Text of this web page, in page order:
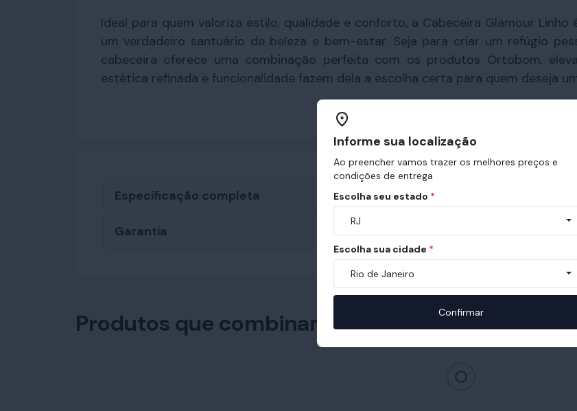
Ideal para quem valoriza estilo, qualidade e conforto, a Cabeceira Glamour
um verdadeiro santuário de beleza e bem-estar. Seja para criar um refúgio
cabeceira oferece uma combinação perfeita com os produtos Ortobom,
estética refinada e funcionalidade fazem dela a escolha certa para quem deseja
Especificação completa
Garantia
Produtos que combinam com Cabeceira
Informe sua localização
Ao preencher vamos trazer os melhores preços e
condições de entrega
Escolha seu estado *
RJ
Escolha sua cidade *
Rio de Janeiro
Confirmar